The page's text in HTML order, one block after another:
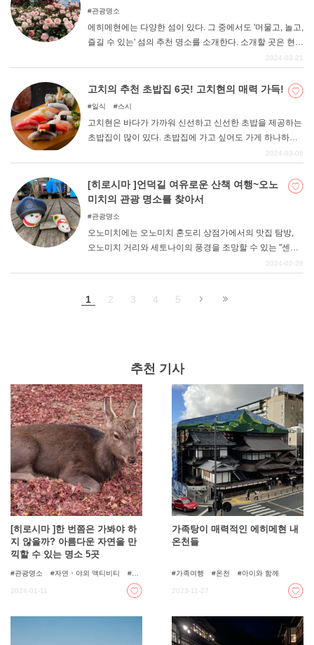
관광명소
에히메현에는 다양한 섬이 있다. 그 중에서도 '머물고, 놀고,
즐길 수 있는' 섬의 추천 명소를 소개한다. 소개할 곳은 현
외곽에서도 비교적 쉽게 갈 수 있는 시마나미 해협으로 이
2024-03-21
고치의 추천 초밥집 6곳! 고치현의 매력 가득!
일식 스시
고치현은 바다가 가까워 신선하고 신선한 초밥을 제공하는
초밥집이 많이 있다. 초밥집에 가고 싶어도 가게 하나하나
마다 매력적인 특징이 있기 때문에 초밥집을 찾을 때 너무
은 가게, 점심에 추천하는 가게, 조금 고급스러운 가게 등
다양한 변주를 통해 고치의 매력을 느낄 수 있는 스시집을
엄선하여 소개합니다. 고치에 간다면 우선 초밥부터! 꼭
2024-03-06
[히로시마 ]언덕길 여유로운 산책 여행~오노
미치의 관광 명소를 찾아서
관광명소
오노미치에는 오노미치 혼도리 상점가에서의 맛집 탐방,
오노미치 거리와 세토나이의 풍경을 조망할 수 있는 "센코
지 공원 ", 언덕길 산책, 역사적인 사찰과 영화 촬영지 탐방,
없어도 들어본 적이 있는 분들도 많을 것이다. 이번 기사에
를 고민하고 계신 분들에게 꼭 참고해 주셨으면 합니다!
2024-02-28
1 2 3 4 5
추천 기사
[히로시마 ]한 번쯤은 가봐야 하
지 않을까? 아름다운 자연을 만
끽할 수 있는 명소 5곳
관광명소 자연・야외 액티비티
2024-01-11
가족탕이 매력적인 에히메현 내
온천들
가족여행 온천 아이와 함께
2023-11-27